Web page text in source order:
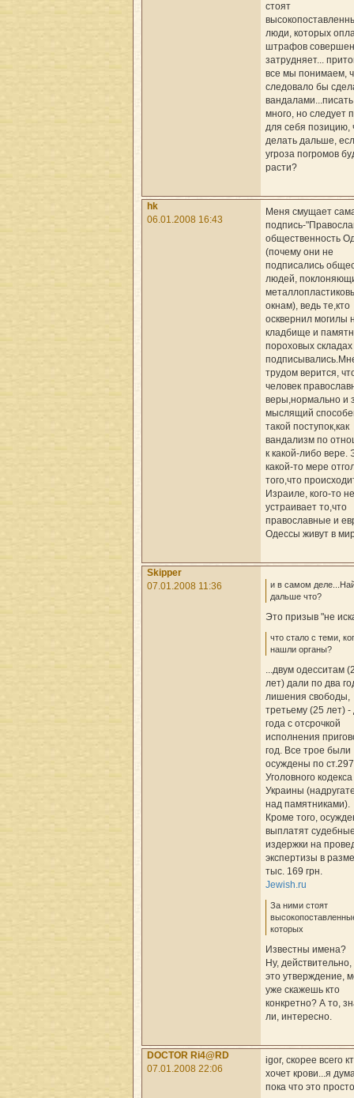
стоят
люди, которых
штрафов
затрудняет...
все мы понимаем,
следовало бы
много, но следует
для себя позицию,
делать дальше,
угроза погромов
расти?
hk
06.01.2008 16:43
Меня смущает
подпись-
общественность
(почему они не
подписались
людей,
окнам), ведь те,кто
осквернил могилы
кладбище и
пороховых складах
трудом верится,
человек
веры,нормально и
мыслящий
такой поступок,как
вандализм по
к какой-либо вере.
какой-то мере
того,что
Израиле, кого-то не
устраивает то,что
православные и
Одессы живут в
Skipper
07.01.2008 11:36
и в самом
дальше что?
Это призыв "не
что стало с теми,
нашли органы?
...двум одесситам
лет) дали по два
лишения свободы,
третьему (25 лет) -
года с отсрочкой
исполнения
год. Все трое были
осуждены по ст.297
Уголовного кодекса
Украины
над памятниками).
Кроме того,
выплатят
издержки на
экспертизы в
тыс. 169 грн.
Jewish.ru
За ними стоят
которых
Известны имена?
Ну,
это утверждение,
уже скажешь кто
конкретно? А то,
ли, интересно.
DOCTOR Ri4@RD
07.01.2008 22:06
igor, скорее всего
хочет крови...я
пока что это просто